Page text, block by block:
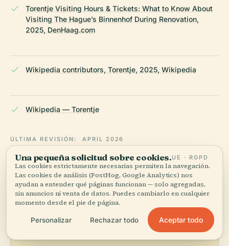
Torentje Visiting Hours & Tickets: What to Know About
Visiting The Hague’s Binnenhof During Renovation,
2025, DenHaag.com
Wikipedia contributors, Torentje, 2025, Wikipedia
Wikipedia — Torentje
ÚLTIMA REVISIÓN: APRIL 2026
Documentado a partir de Wikidata, Wikipedia y fuentes
oficiales · verificado ·Cómo hacemos nuestras guías →
Explora la zona
Ve Torre en el mapa y
Ver mapa
Una pequeña solicitud sobre cookies.UE · RGPD
Las cookies estrictamente necesarias permiten la navegación.
Las cookies de análisis (PostHog, Google Analytics) nos
ayudan a entender qué páginas funcionan — solo agregadas,
sin anuncios ni venta de datos. Puedes cambiarlo en cualquier
momento desde el pie de página.
Personalizar Rechazar todo Aceptar todo